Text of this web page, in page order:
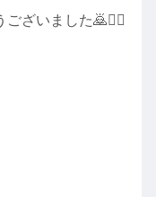
ざいました🙇🙇‍♀️